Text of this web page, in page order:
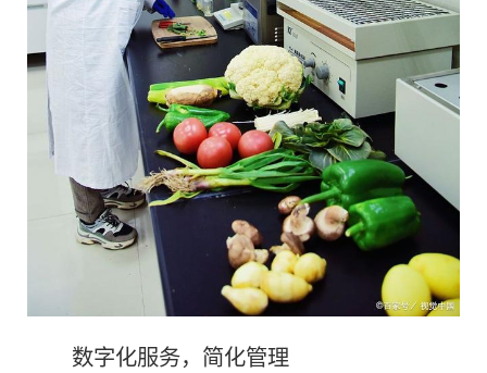
数字化服务，简化管理